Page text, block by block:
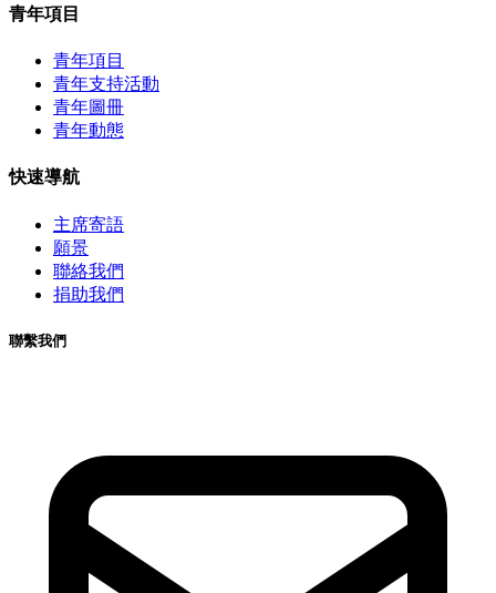
青年項目
青年項目
青年支持活動
青年圖冊
青年動態
快速導航
主席寄語
願景
聯絡我們
捐助我們
聯繫我們